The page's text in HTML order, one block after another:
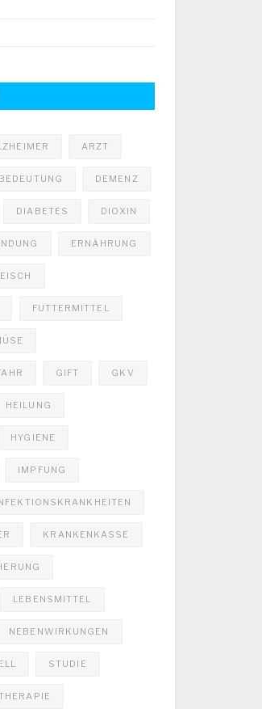
ARZT
BEDEUTUNG DEMENZ
DIABETES DIOXIN
ERNÄHRUNG
FUTTERMITTEL
GIFT GKV
HEILUNG
HYGIENE
IMPFUNG
KRANKENKASSE
LEBENSMITTEL
NEBENWIRKUNGEN
STUDIE